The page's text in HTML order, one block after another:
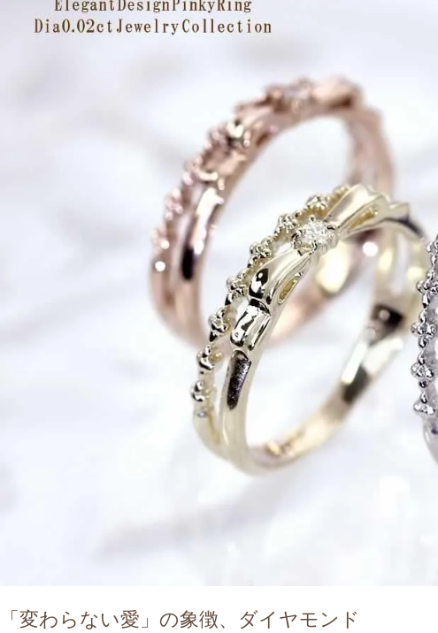
「変わらない愛」の象徴、ダイヤモンド